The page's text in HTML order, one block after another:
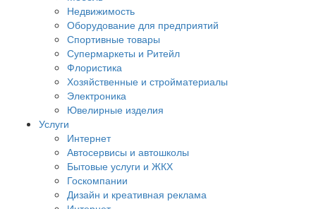
Недвижимость
Оборудование для предприятий
Спортивные товары
Супермаркеты и Ритейл
Флористика
Хозяйственные и стройматериалы
Электроника
Ювелирные изделия
Услуги
Интернет
Автосервисы и автошколы
Бытовые услуги и ЖКХ
Госкомпании
Дизайн и креативная реклама